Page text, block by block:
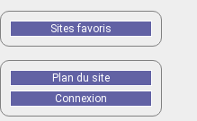
Sites favoris
Plan du site
Connexion